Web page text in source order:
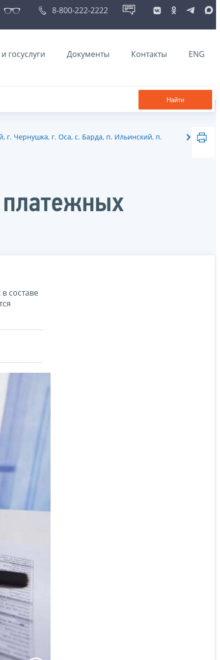
8-800-222-2222
госуслуги Документы Контакты ENG
Найти
Чернушка, г. Оса, с. Барда, п. Ильинский, п.
платежных
составе